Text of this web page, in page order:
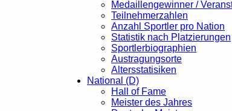
Medaillengewinner /
Teilnehmerzahlen
Anzahl Sportler pro Nation
Statistik nach Platzierungen
Sportlerbiographien
Austragungsorte
Altersstatisiken
National (D)
Hall of Fame
Meister des Jahres